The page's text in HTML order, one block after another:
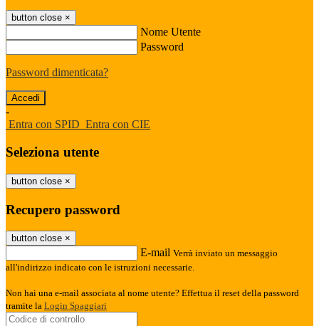
button close ×
Nome Utente
Password
Password dimenticata?
-
Entra con SPID Entra con CIE
Seleziona utente
button close ×
Recupero password
button close ×
E-mail Verrà inviato un messaggio
all'indirizzo indicato con le istruzioni necessarie.
Non hai una e-mail associata al nome utente? Effettua il reset della password
tramite la Login Spaggiari